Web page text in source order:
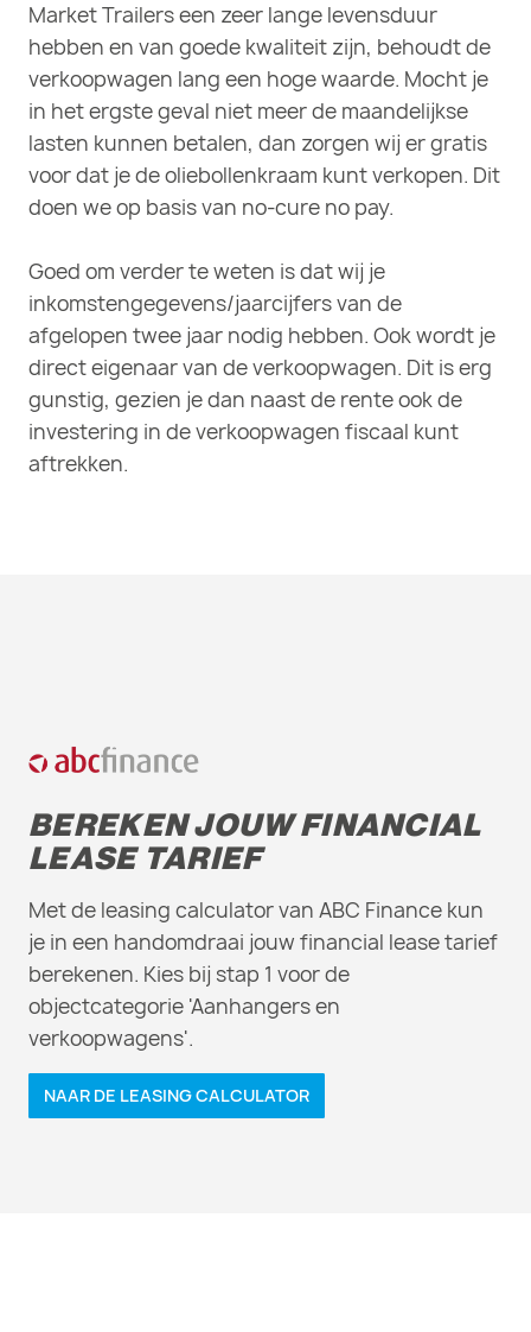
Market Trailers een zeer lange levensduur
hebben en van goede kwaliteit zijn, behoudt de
verkoopwagen lang een hoge waarde. Mocht je
in het ergste geval niet meer de maandelijkse
lasten kunnen betalen, dan zorgen wij er gratis
voor dat je de oliebollenkraam kunt verkopen. Dit
doen we op basis van no-cure no pay.
Goed om verder te weten is dat wij je
inkomstengegevens/jaarcijfers van de
afgelopen twee jaar nodig hebben. Ook wordt je
direct eigenaar van de verkoopwagen. Dit is erg
gunstig, gezien je dan naast de rente ook de
investering in de verkoopwagen fiscaal kunt
aftrekken.
BEREKEN JOUW FINANCIAL
LEASE TARIEF
Met de leasing calculator van ABC Finance kun
je in een handomdraai jouw financial lease tarief
berekenen. Kies bij stap 1 voor de
objectcategorie 'Aanhangers en
verkoopwagens'.
NAAR DE LEASING CALCULATOR